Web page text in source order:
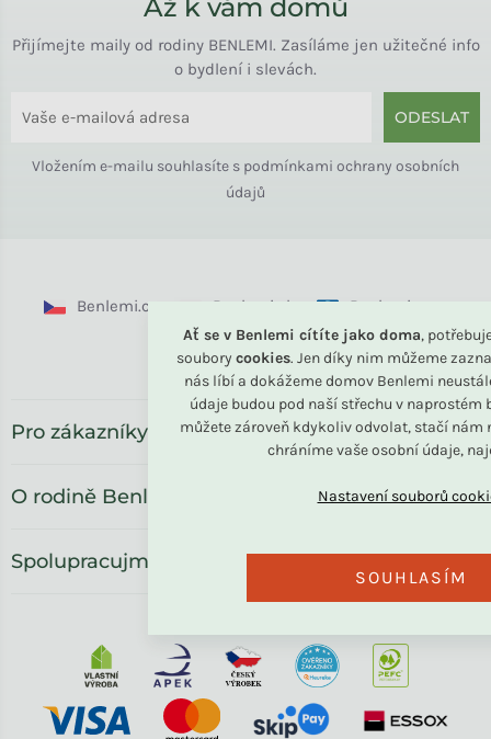
Ať se v Benlemi cítíte jako doma,
soubory cookies. Jen díky nim můžeme
nás líbí a dokážeme domov Benlemi
údaje budou pod naší střechu v naprostém
můžete zároveň kdykoliv odvolat, stačí nám
chráníme vaše osobní údaje,
SOUHLASÍM
Až k vám domů
Přijímejte maily od rodiny BENLEMI. Zasíláme jen užitečné info
o bydlení i slevách.
ODESLAT
Vložením e-mailu souhlasíte s podmínkami ochrany osobních
údajů
Benlemi.cz Benlemi.sk Benlemi.com
Benlemi.ro
Pro zákazníky
O rodině Benlemi
Spolupracujme